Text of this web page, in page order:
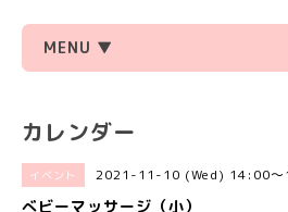
MENU ▼
カレンダー
イベント 2021-11-10 (Wed) 14:00
べビーマッサージ（小）